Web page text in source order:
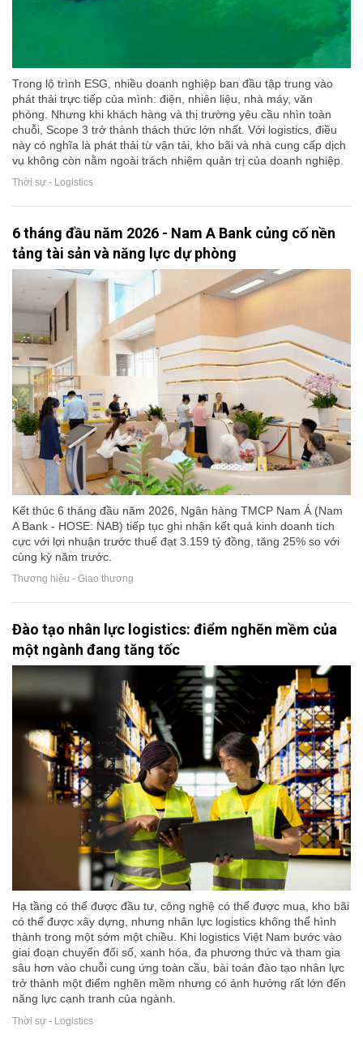
Trong lộ trình ESG, nhiều doanh nghiệp ban đầu tập trung vào
phát thải trực tiếp của mình: điện, nhiên liệu, nhà máy, văn
phòng. Nhưng khi khách hàng và thị trường yêu cầu nhìn toàn
chuỗi, Scope 3 trở thành thách thức lớn nhất. Với logistics, điều
này có nghĩa là phát thải từ vận tải, kho bãi và nhà cung cấp dịch
vụ không còn nằm ngoài trách nhiệm quản trị của doanh nghiệp.
Thời sự - Logistics
6 tháng đầu năm 2026 - Nam A Bank củng cố nền
tảng tài sản và năng lực dự phòng
Kết thúc 6 tháng đầu năm 2026, Ngân hàng TMCP Nam Á (Nam
A Bank - HOSE: NAB) tiếp tục ghi nhận kết quả kinh doanh tích
cực với lợi nhuận trước thuế đạt 3.159 tỷ đồng, tăng 25% so với
cùng kỳ năm trước.
Thương hiệu - Giao thương
Đào tạo nhân lực logistics: điểm nghẽn mềm của
một ngành đang tăng tốc
Hạ tầng có thể được đầu tư, công nghệ có thể được mua, kho bãi
có thể được xây dựng, nhưng nhân lực logistics không thể hình
thành trong một sớm một chiều. Khi logistics Việt Nam bước vào
giai đoạn chuyển đổi số, xanh hóa, đa phương thức và tham gia
sâu hơn vào chuỗi cung ứng toàn cầu, bài toán đào tạo nhân lực
trở thành một điểm nghẽn mềm nhưng có ảnh hưởng rất lớn đến
năng lực cạnh tranh của ngành.
Thời sự - Logistics